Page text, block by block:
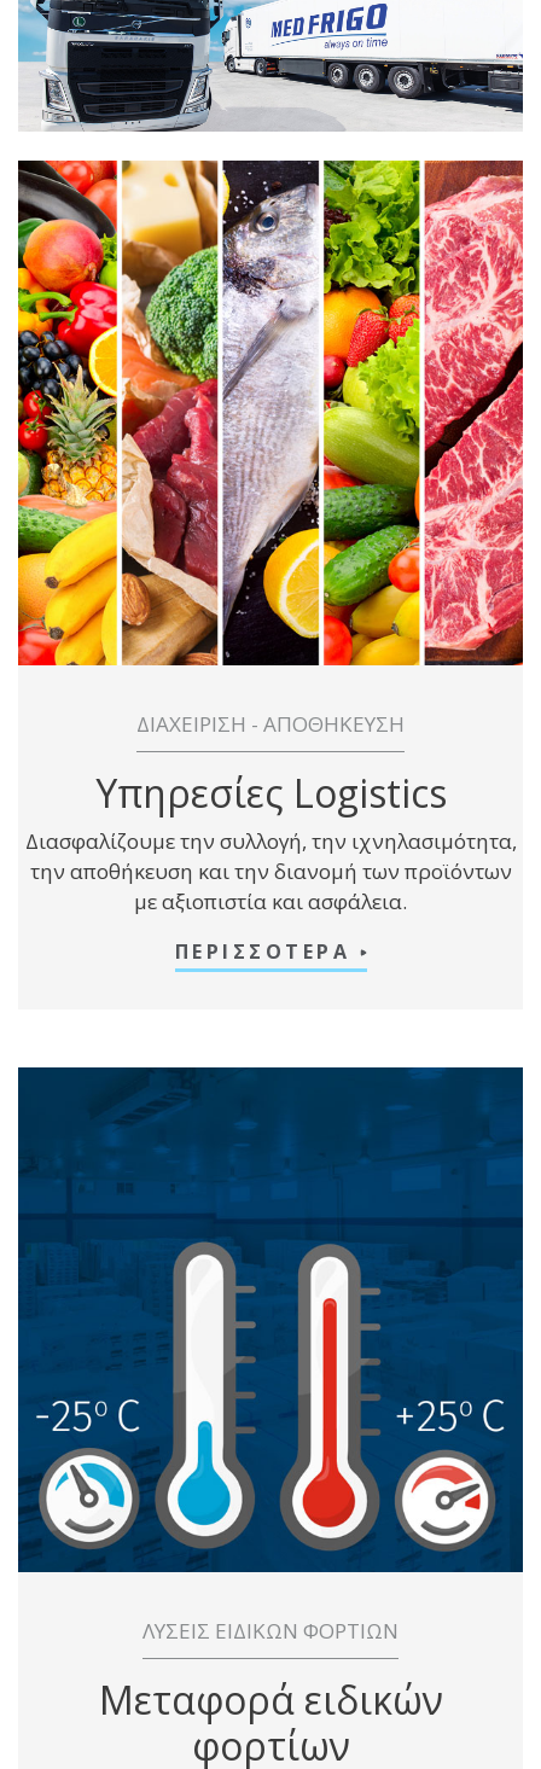
ΔΙΑΧΕΙΡΙΣΗ - ΑΠΟΘΗΚΕΥΣΗ
Υπηρεσίες Logistics
Διασφαλίζουμε την συλλογή, την ιχνηλασιμότητα,
την αποθήκευση και την διανομή των προϊόντων
με αξιοπιστία και ασφάλεια.
ΠΕΡΙΣΣΟΤΕΡΑ
ΛΥΣΕΙΣ ΕΙΔΙΚΩΝ ΦΟΡΤΙΩΝ
Μεταφορά ειδικών
φορτίων